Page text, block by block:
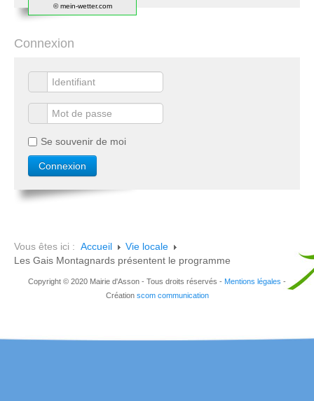
© mein-wetter.com
Connexion
Se souvenir de moi
Vous êtes ici : Accueil
Vie locale
Les Gais Montagnards présentent le programme
Copyright © 2020 Mairie d'Asson - Tous droits réservés - Mentions légales -
Création scom communication